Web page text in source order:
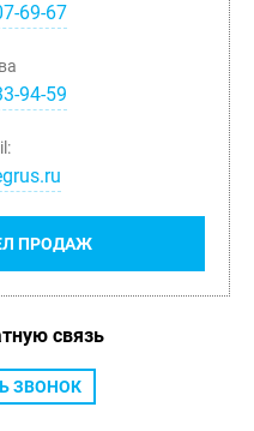
69-67
94-59
ПРОДАЖ
связь
ЗВОНОК